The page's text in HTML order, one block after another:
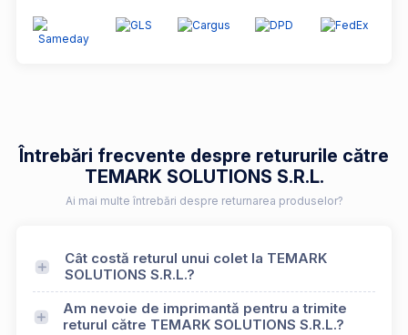
Întrebări frecvente despre retururile către
TEMARK SOLUTIONS S.R.L.
Ai mai multe întrebări despre returnarea produselor?
Cât costă returul unui colet la TEMARK
SOLUTIONS S.R.L.?
Am nevoie de imprimantă pentru a trimite
returul către TEMARK SOLUTIONS S.R.L.?